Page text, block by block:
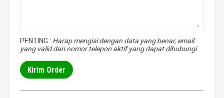
PENTING : Harap mengisi dengan data yang benar, email
yang valid dan nomor telepon aktif yang dapat dihubungi.